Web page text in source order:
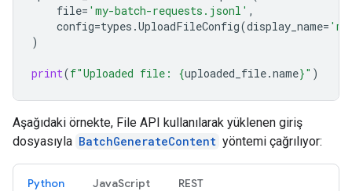
file= 'my-batch-requests.jsonl' ,
config=types .UploadFileConfig(display_name=
)
print(f"Uploaded file: {uploaded_file.name}" )
Aşağıdaki örnekte, File API kullanılarak yüklenen giriş
dosyasıyla BatchGenerateContent yöntemi çağrılıyor:
Python JavaScript REST